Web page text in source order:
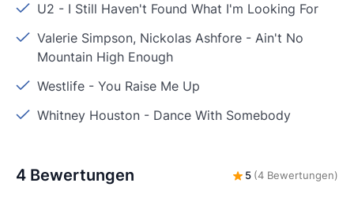
U2 - I Still Haven't Found What I'm Looking For
Valerie Simpson, Nickolas Ashfore - Ain't No
Mountain High Enough
Westlife -You Raise Me Up
Whitney Houston - Dance With Somebody
4 Bewertungen 5 (4 Bewertungen)